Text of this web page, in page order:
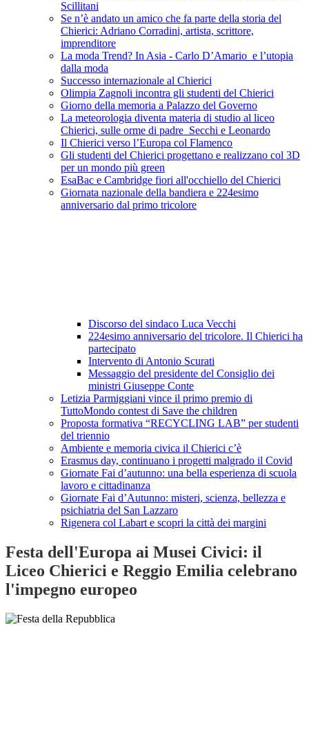
Scillitani
Se n’è andato un amico che fa parte della storia del
Chierici: Adriano Corradini, artista, scrittore,
imprenditore
La moda Trend? In Asia - Carlo D’Amario e l’utopia
dalla moda
Successo internazionale al Chierici
Olimpia Zagnoli incontra gli studenti del Chierici
Giorno della memoria a Palazzo del Governo
La meteorologia diventa materia di studio al liceo
Chierici, sulle orme di padre Secchi e Leonardo
Il Chierici verso l’Europa col Flamenco
Gli studenti del Chierici progettano e realizzano col 3D
per un mondo più green
EsaBac e Cambridge fiori all'occhiello del Chierici
Giornata nazionale della bandiera e 224esimo
anniversario dal primo tricolore
Discorso del sindaco Luca Vecchi
224esimo anniversario del tricolore. Il Chierici ha
partecipato
Intervento di Antonio Scurati
Messaggio del presidente del Consiglio dei
ministri Giuseppe Conte
Letizia Parmiggiani vince il primo premio di
TuttoMondo contest di Save the children
Proposta formativa “RECYCLING LAB” per studenti
del triennio
Ambiente e memoria civica il Chierici c’è
Erasmus day, continuano i progetti malgrado il Covid
Giornate Fai d’autunno: una bella esperienza di scuola
lavoro e cittadinanza
Giornate Fai d’Autunno: misteri, scienza, bellezza e
psichiatria del San Lazzaro
Rigenera col Labart e scopri la città dei margini
Festa dell'Europa ai Musei Civici: il
Liceo Chierici e Reggio Emilia celebrano
l'impegno europeo